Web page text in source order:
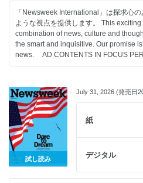
「Newsweek International」は探求心
ような視点を提供します。 This
combination of news, culture and
the smart and inquisitive. Our promise
news. AD CONTENTS IN FOCUS
試し読み
July 31, 2026 (発売日
紙
デジタル